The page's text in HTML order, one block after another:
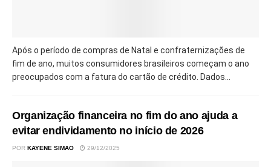
Após o período de compras de Natal e confraternizações de
fim de ano, muitos consumidores brasileiros começam o ano
preocupados com a fatura do cartão de crédito. Dados...
Organização financeira no fim do ano ajuda a
evitar endividamento no início de 2026
POR KAYENE SIMAO 29/12/2025